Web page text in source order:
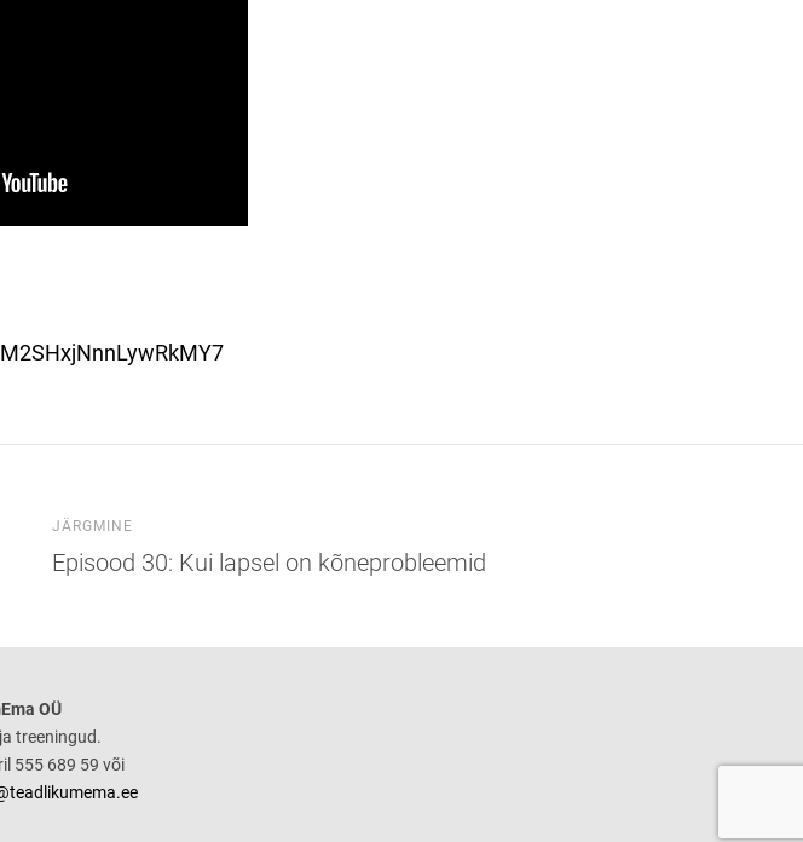
JÄRGMINE
Episood 30: Kui lapsel on kõneprobleemid
OÜ
treeningud.
555 689 59 või